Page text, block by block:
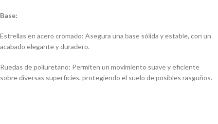
Base:
Estrellas en acero cromado: Asegura una base sólida y estable, con un
acabado elegante y duradero.
Ruedas de poliuretano: Permiten un movimiento suave y eficiente
sobre diversas superficies, protegiendo el suelo de posibles rasguños.